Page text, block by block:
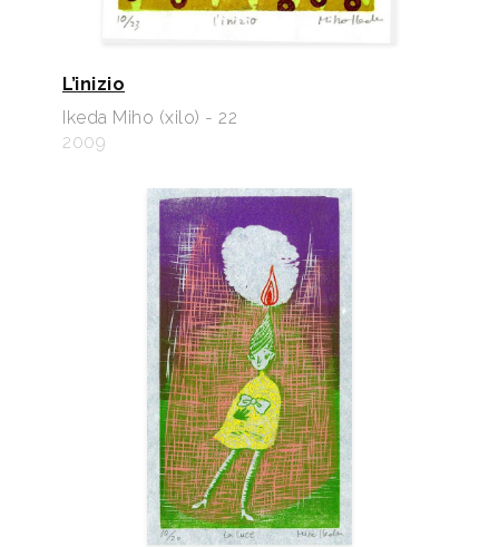
L’inizio
Ikeda Miho (xilo) - 22
2009